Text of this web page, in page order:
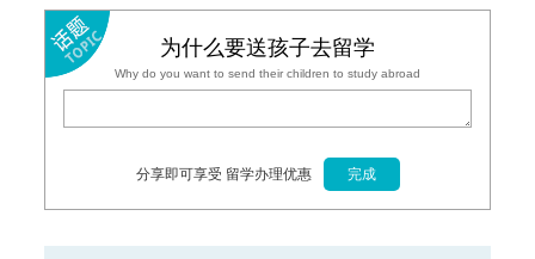
为什么要送孩子去留学
Why do you want to send their children to study abroad
分享即可享受 留学办理优惠